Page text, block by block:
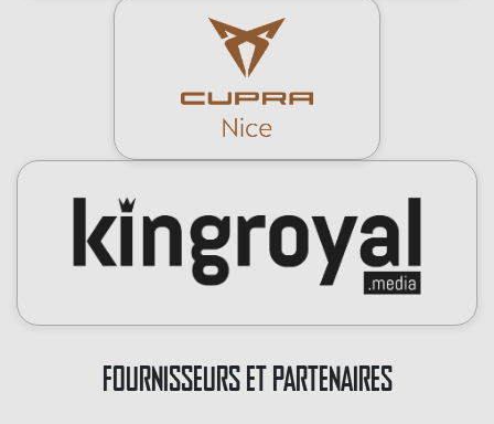
FOURNISSEURS ET PARTENAIRES